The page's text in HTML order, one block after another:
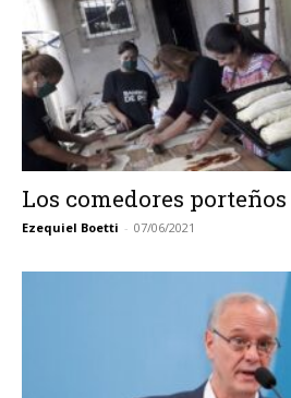
Los comedores
Ezequiel Boetti - 07/06/2021